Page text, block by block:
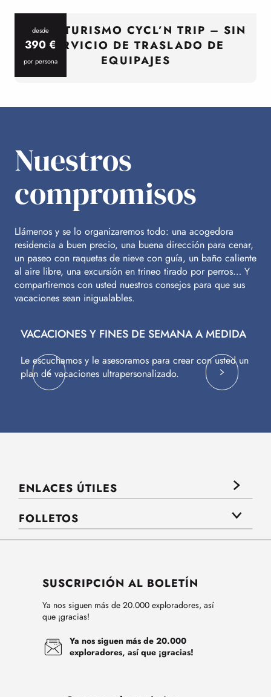
desde
390€
por persona
CICLOTURISMO CYCL’N TRIP – SIN
SERVICIO DE TRASLADO DE
EQUIPAJES
Nuestros
compromisos
Llámenos y se lo organizaremos todo: una acogedora
residencia a buen precio, una buena dirección para cenar,
un paseo con raquetas de nieve con guía, un baño caliente
al aire libre, una excursión en trineo tirado por perros… Y
compartiremos con usted nuestros consejos para que sus
vacaciones sean inigualables.
VACACIONES Y FINES DE SEMANA A MEDIDA
Le escuchamos y le asesoramos para crear con usted un
plan de vacaciones ultrapersonalizado.
ENLACES ÚTILES
FOLLETOS
SUSCRIPCIÓN AL BOLETÍN
Ya nos siguen más de 20.000 exploradores, así
que ¡gracias!
Ya nos siguen más de 20.000
exploradores, así que ¡gracias!